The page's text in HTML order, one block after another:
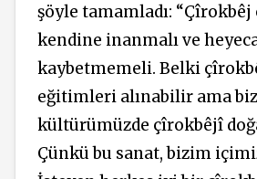
şöyle tamamladı:
kendine inanmalı ve
kaybetmemeli. Belki
eğitimleri alınabilir ama
kültürümüzde çîrokbêjî
Çünkü bu sanat, bizim